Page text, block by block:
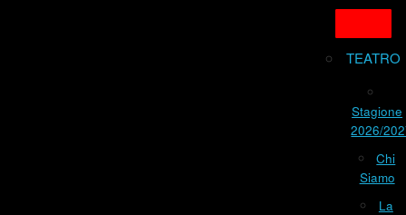
TEATRO
Stagione
2026/
Chi
Siamo
La